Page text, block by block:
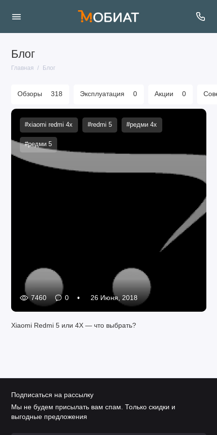
Блог
Главная Блог
Обзоры 318 Эксплуатация 0 Акции 0
#xiaomi redmi 4x #redmi 5 #редми 4х
#редми 5
7460 0 26 Июня, 2018
Xiaomi Redmi 5 или 4X — что выбрать?
Подписаться на рассылку
Мы не будем присылать вам спам. Только скидки и
выгодные предложения